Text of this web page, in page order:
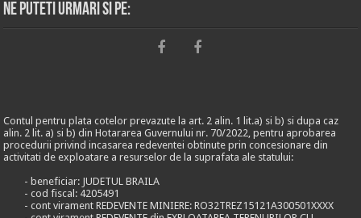
Ne puteti urmari si pe:
Contul pentru plata cotelor prevazute la art. 2 alin. 1 lit.a) si b) si dupa caz
alin. 2 lit. a) si b) din Hotararea Guvernului nr. 70/2022, pentru aprobarea
procedurii privind incasarea redeventei obtinute prin concesionare din
activitati de exploatare a resurselor de la suprafata ale statului:
- beneficiar: JUDETUL BRAILA
- cod fiscal: 4205491
- cont virament REDEVENTE MINIERE: RO32TREZ15121A300501XXXX